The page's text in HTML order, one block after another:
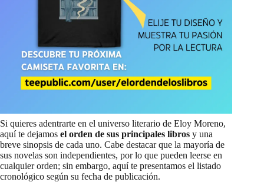
Si quieres adentrarte en el universo literario de Eloy Moreno,
aquí te dejamos el orden de sus principales libros y una
breve sinopsis de cada uno. Cabe destacar que la mayoría de
sus novelas son independientes, por lo que pueden leerse en
cualquier orden; sin embargo, aquí te presentamos el listado
cronológico según su fecha de publicación.